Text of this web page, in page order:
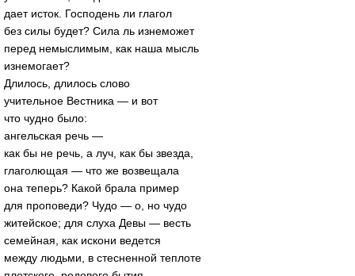
дает исток. Господень ли глагол
без силы будет? Сила ль изнеможет
перед немыслимым, как наша мысль
изнемогает?
Длилось, длилось слово
учительное Вестника — и вот
что чудно было:
ангельская речь —
как бы не речь, а луч, как бы звезда,
глаголющая — что же возвещала
она теперь? Какой брала пример
для проповеди? Чудо — о, но чудо
житейское; для слуха Девы — весть
семейная, как искони ведется
между людьми, в стесненной теплоте